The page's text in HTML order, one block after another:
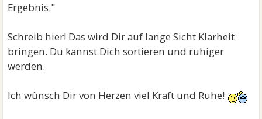
Ergebnis."
Schreib hier! Das wird Dir auf lange Sicht Klarheit
bringen. Du kannst Dich sortieren und ruhiger
werden.
Ich wünsch Dir von Herzen viel Kraft und Ruhe!